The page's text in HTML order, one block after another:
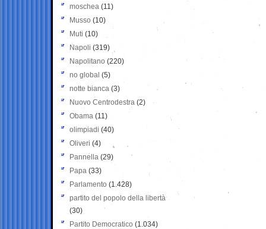
moschea (11)
Musso (10)
Muti (10)
Napoli (319)
Napolitano (220)
no global (5)
notte bianca (3)
Nuovo Centrodestra (2)
Obama (11)
olimpiadi (40)
Oliveri (4)
Pannella (29)
Papa (33)
Parlamento (1.428)
partito del popolo della libertà
(30)
Partito Democratico (1.034)